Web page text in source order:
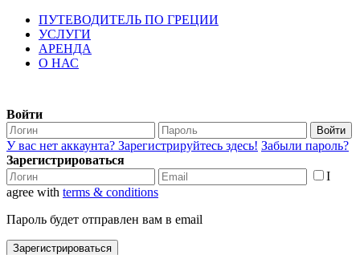
ПУТЕВОДИТЕЛЬ ПО ГРЕЦИИ
УСЛУГИ
АРЕНДА
О НАС
Войти
Войти
У вас нет аккаунта? Зарегистрируйтесь здесь! Забыли пароль?
Зарегистрироваться
I
agree with terms & conditions
Пароль будет отправлен вам в email
Зарегистрироваться